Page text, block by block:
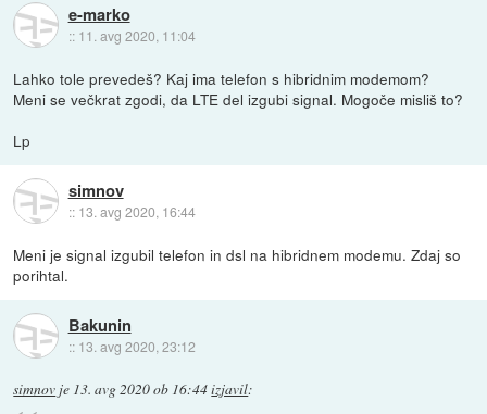
e-marko
:: 11. avg 2020, 11:04
Lahko tole prevedeš? Kaj ima telefon s hibridnim modemom?
Meni se večkrat zgodi, da LTE del izgubi signal. Mogoče misliš to?
Lp
simnov
:: 13. avg 2020, 16:44
Meni je signal izgubil telefon in dsl na hibridnem modemu. Zdaj so
porihtal.
Bakunin
:: 13. avg 2020, 23:12
simnov je 13. avg 2020 ob 16:44izjavil: